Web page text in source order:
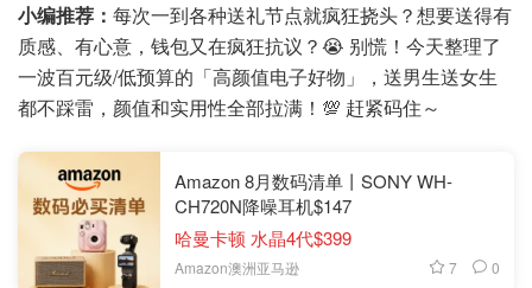
小编推荐： 每次一到各种送礼节点就疯狂挠头？想要送得有
质感、有心意，钱包又在疯狂抗议？😭 别慌！今天整理了
一波百元级/低预算的「高颜值电子好物」，送男生送女生
都不踩雷，颜值和实用性全部拉满！💯 赶紧码住～
Amazon 8月数码清单丨SONY WH-
CH720N降噪耳机$147
哈曼卡顿 水晶4代$399
Amazon澳洲亚马逊 7 0